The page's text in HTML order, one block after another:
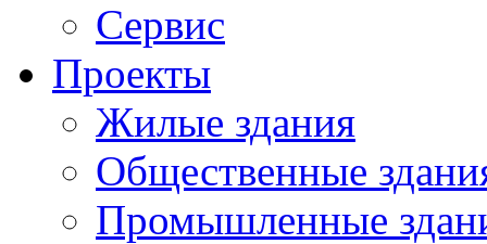
Сервис
Проекты
Жилые здания
Общественные
Промышленные